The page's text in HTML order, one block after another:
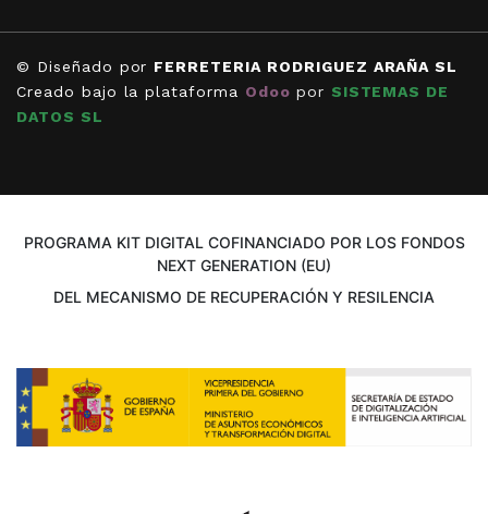
© Diseñado por FERRETERIA RODRIGUEZ ARAÑA SL
Creado bajo la plataforma Odoo por SISTEMAS DE
DATOS SL
PROGRAMA KIT DIGITAL COFINANCIADO POR LOS FONDOS
NEXT GENERATION (EU)
DEL MECANISMO DE RECUPERACIÓN Y RESILENCIA